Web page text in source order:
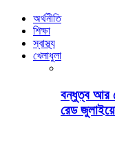
অর্থনীতি
শিক্ষা
স্বাস্থ্য
খেলাধুলা
বন্ধুত্ব আর
রেড